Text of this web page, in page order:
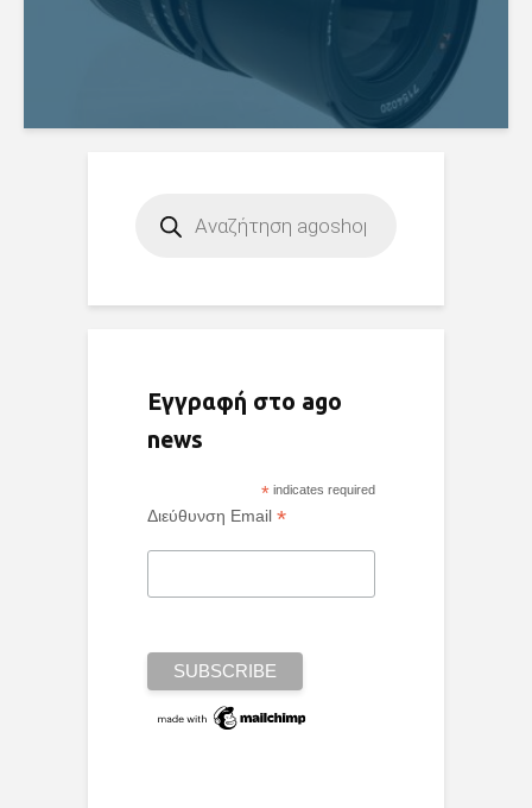
search
Εγγραφή στο ago
news
* indicates required
Διεύθυνση Email *